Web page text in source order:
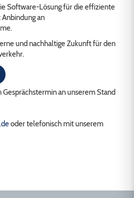
Software-Lösung für die effiziente
an
und nachhaltige Zukunft für den
an unserem Stand
oder telefonisch mit unserem